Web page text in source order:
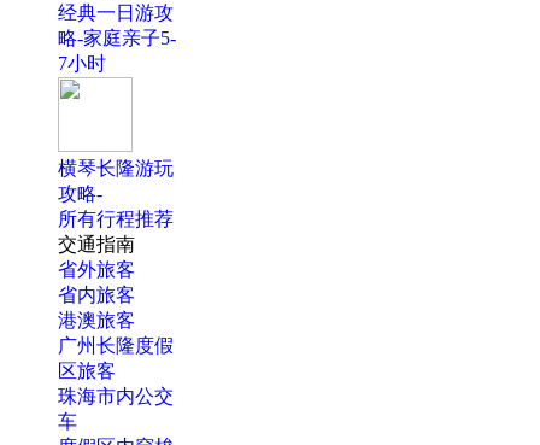
经典一日游攻
略-家庭亲子5-
7小时
横琴长隆游玩
攻略-
所有行程推荐
交通指南
省外旅客
省内旅客
港澳旅客
广州长隆度假
区旅客
珠海市内公交
车